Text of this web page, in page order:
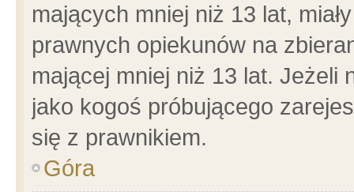
mających mniej niż 13 lat,
prawnych opiekunów na
mającej mniej niż 13 lat. Jeżeli
jako kogoś próbującego
się z prawnikiem.
Góra